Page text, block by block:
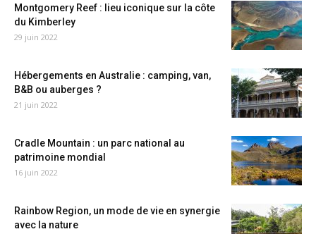
Montgomery Reef : lieu iconique sur la côte
du Kimberley
29 juin 2022
Hébergements en Australie : camping, van,
B&B ou auberges ?
21 juin 2022
Cradle Mountain : un parc national au
patrimoine mondial
16 juin 2022
Rainbow Region, un mode de vie en synergie
avec la nature